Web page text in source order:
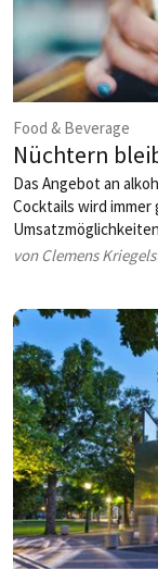
Food & Beverage
Nüchtern
Das Angebot an
Cocktails wird
von Clemens